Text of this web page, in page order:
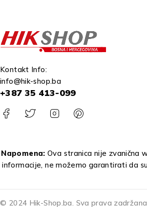
Kontakt Info:
info@hik-shop.ba
+387 35 413-099
Napomena: Ova stranica nije zvanična
informacije, ne možemo garantirati da
© 2024 Hik-Shop.ba. Sva prava